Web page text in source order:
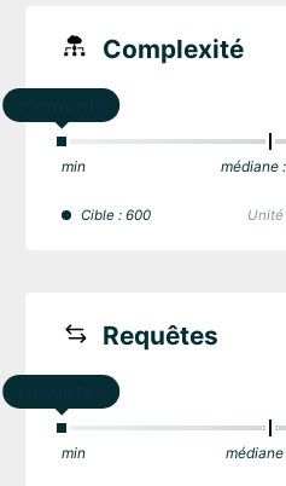
Complexité
min médiane
Cible : 600 Unité
Requêtes
min médiane